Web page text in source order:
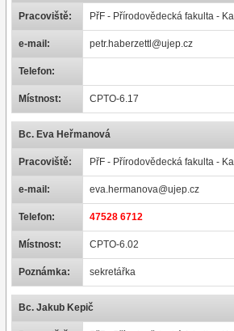
Pracoviště: PřF - Přírodovědecká fakulta -
e-mail: petr.haberzettl@ujep.cz
Telefon:
Místnost: CPTO-6.17
Bc. Eva Heřmanová
Pracoviště: PřF - Přírodovědecká fakulta -
e-mail: eva.hermanova@ujep.cz
Telefon: 47528 6712
Místnost: CPTO-6.02
Poznámka: sekretářka
Bc. Jakub Kepič